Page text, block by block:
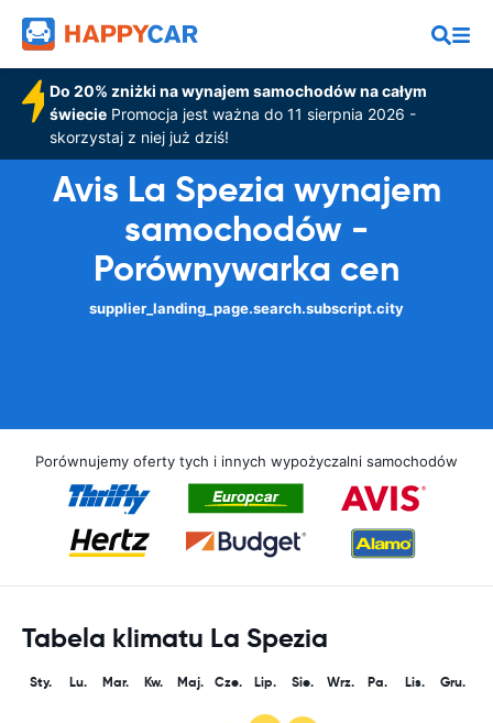
Do 20% zniżki na wynajem samochodów na całym
świeciePromocja jest ważna do 11 sierpnia 2026 -
skorzystaj z niej już dziś!
Avis La Spezia wynajem
samochodów -
Porównywarka cen
supplier_landing_page.search.subscript.city
Porównujemy oferty tych i innych wypożyczalni samochodów
Tabela klimatu La Spezia
Sty. Lu. Mar. Kw. Maj. Cze. Lip. Sie. Wrz. Pa. Lis. Gru.